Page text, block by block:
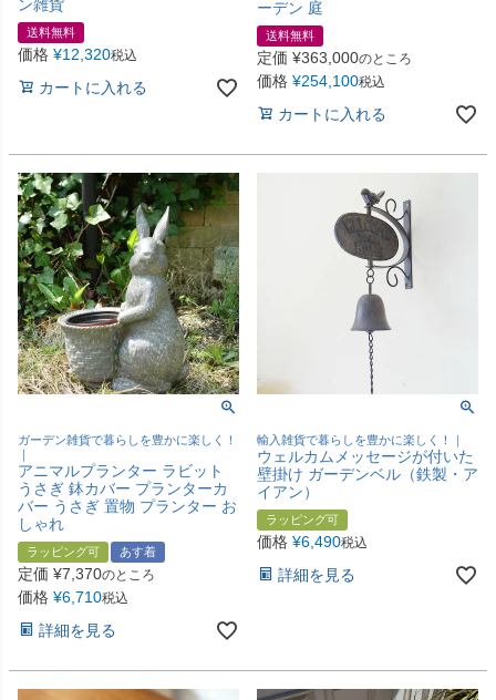
ン雑貨
送料無料
価格 ¥12,320税込
カートに入れる
ーデン 庭
送料無料
定価 ¥363,000のところ
価格 ¥254,100税込
カートに入れる
ガーデン雑貨で暮らしを豊かに楽しく！
｜
アニマルプランター ラビット
うさぎ 鉢カバー プランターカ
バー うさぎ 置物 プランター お
しゃれ
ラッピング可 あす着
定価 ¥7,370のところ
価格 ¥6,710税込
詳細を見る
輸入雑貨で暮らしを豊かに楽しく！｜
ウェルカムメッセージが付いた
壁掛け ガーデンベル（鉄製・ア
イアン）
ラッピング可
価格 ¥6,490税込
詳細を見る